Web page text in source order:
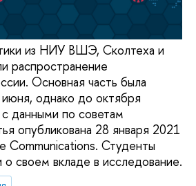
из НИУ ВШЭ, Сколтеха и
распространение
Основная часть была
июня, однако до октября
данными по советам
опубликована 28 января 2021
Communications. Студенты
своем вкладе в исследование.